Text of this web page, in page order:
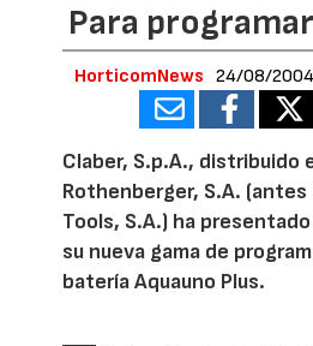
Para
HorticomNews 24/08/2004
Claber, S.p.A., distribuido
Rothenberger, S.A. (antes
Tools, S.A.) ha
su nueva gama de
batería Aquauno Plus.